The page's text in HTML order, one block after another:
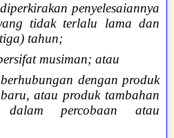
penyelesaiannya
tidak terlalu lama dan
tahun;
musiman; atau
dengan produk
atau produk tambahan
percobaan atau